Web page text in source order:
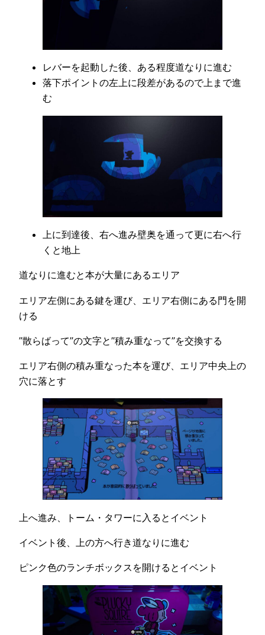
レバーを起動した後、ある程度道なりに進む
落下ポイントの左上に段差があるので上まで進
む
上に到達後、右へ進み壁奥を通って更に右へ行
くと地上
道なりに進むと本が大量にあるエリア
エリア左側にある鍵を運び、エリア右側にある門を開
ける
”散らばって”の文字と”積み重なって”を交換する
エリア右側の積み重なった本を運び、エリア中央上の
穴に落とす
上へ進み、トーム・タワーに入るとイベント
イベント後、上の方へ行き道なりに進む
ピンク色のランチボックスを開けるとイベント